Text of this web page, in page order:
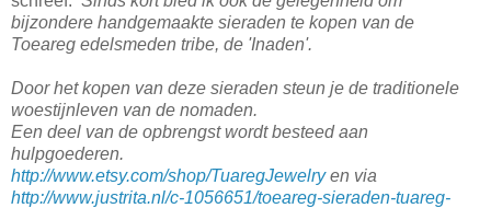
bijzondere handgemaakte sieraden te kopen van de
Toeareg edelsmeden tribe, de 'Inaden'.
Door het kopen van deze sieraden steun je de traditionele
woestijnleven van de nomaden.
Een deel van de opbrengst wordt besteed aan
hulpgoederen.
http://www.etsy.com/shop/TuaregJewelryen via
http://www.justrita.nl/c-1056651/toeareg-sieraden-tuareg-